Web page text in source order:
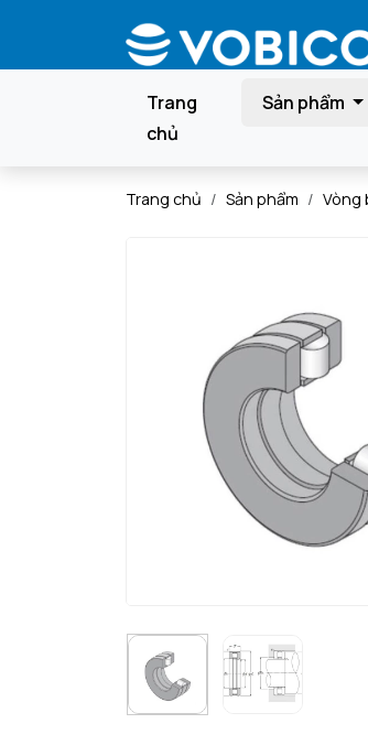
Trang
chủ
Sản phẩm
Trang chủ Sản phẩm Vòng